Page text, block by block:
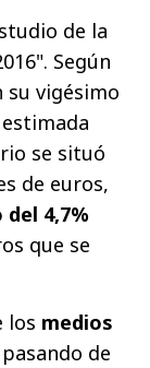
de la
Según
su vigésimo
se situó
de euros,
4,7%
que se
los medios
de